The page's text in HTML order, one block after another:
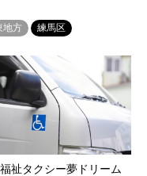
地方 練馬区
祉タクシー夢ドリーム